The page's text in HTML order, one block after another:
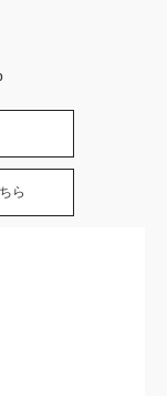
ら